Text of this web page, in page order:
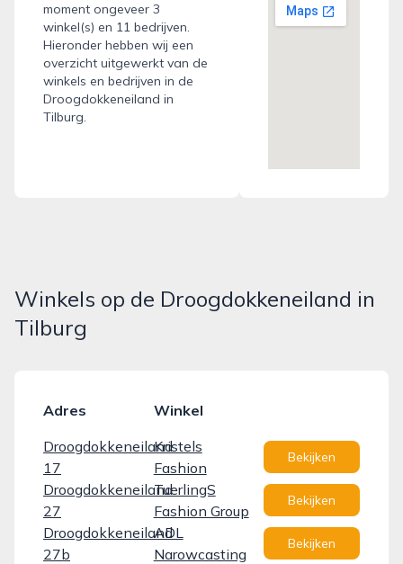
moment ongeveer 3
winkel(s) en 11 bedrijven.
Hieronder hebben wij een
overzicht uitgewerkt van de
winkels en bedrijven in de
Droogdokkeneiland in
Tilburg.
Winkels op de Droogdokkeneiland in
Tilburg
Adres
Winkel
Droogdokkeneiland
17
Kristels
Fashion
Bekijken
Droogdokkeneiland
27
TuerlingS
Fashion Group
Bekijken
Droogdokkeneiland
27b
ADL
Narowcasting
Bekijken